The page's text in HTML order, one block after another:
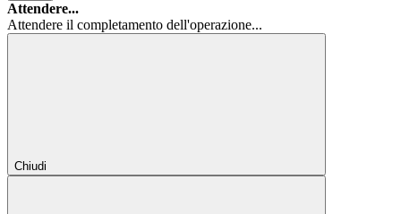
Attendere...
Attendere il completamento dell'operazione...
Chiudi